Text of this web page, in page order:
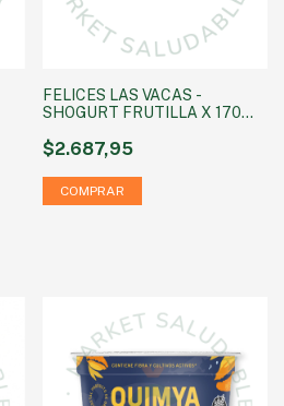
FELICES LAS VACAS -
SHOGURT FRUTILLA X 170
$2.687,95